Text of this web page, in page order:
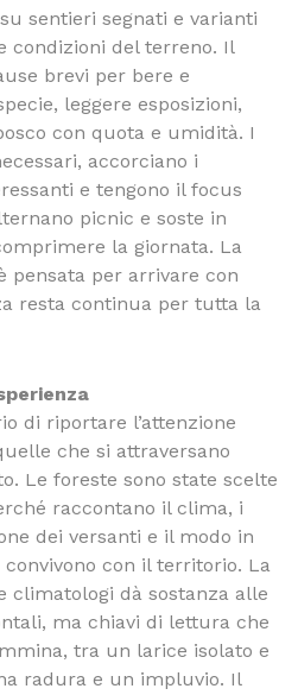
sentieri segnati e varianti
condizioni del terreno. Il
brevi per bere e
leggere esposizioni,
con quota e umidità. I
accorciano i
e tengono il focus
picnic e soste in
la giornata. La
pensata per arrivare con
resta continua per tutta la
di riportare l’attenzione
che si attraversano
Le foreste sono state scelte
raccontano il clima, i
dei versanti e il modo in
con il territorio. La
climatologi dà sostanza alle
ma chiavi di lettura che
tra un larice isolato e
radura e un impluvio. Il